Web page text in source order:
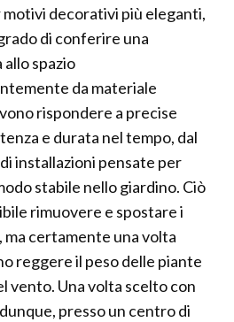
decorativi più eleganti,
di conferire una
spazio
da materiale
rispondere a precise
e durata nel tempo, dal
installazioni pensate per
stabile nello giardino. Ciò
rimuovere e spostare i
certamente una volta
reggere il peso delle piante
vento. Una volta scelto con
presso un centro di